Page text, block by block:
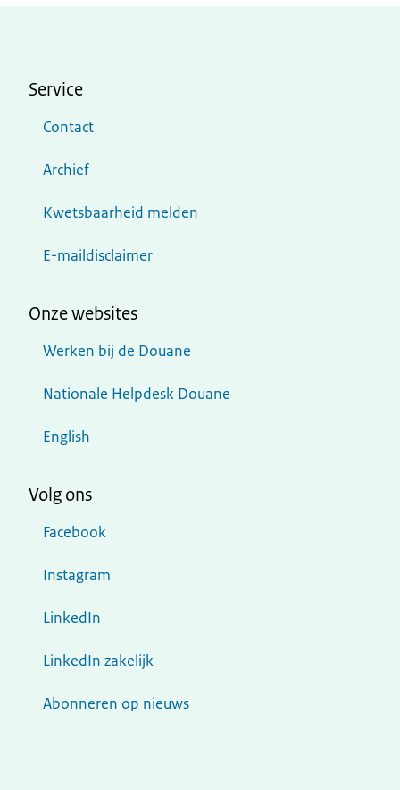
Service
Contact
Archief
Kwetsbaarheid melden
E-maildisclaimer
Onze websites
Werken bij de Douane
Nationale Helpdesk Douane
English
Volg ons
Facebook
Instagram
LinkedIn
LinkedIn zakelijk
Abonneren op nieuws